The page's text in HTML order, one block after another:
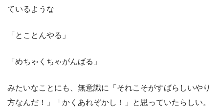
ているような
「とことんやる」
「めちゃくちゃがんばる」
みたいなことにも、無意識に「それこそがすばらしいやり
方なんだ！」「かくあれぞかし！」と思っていたらしい。